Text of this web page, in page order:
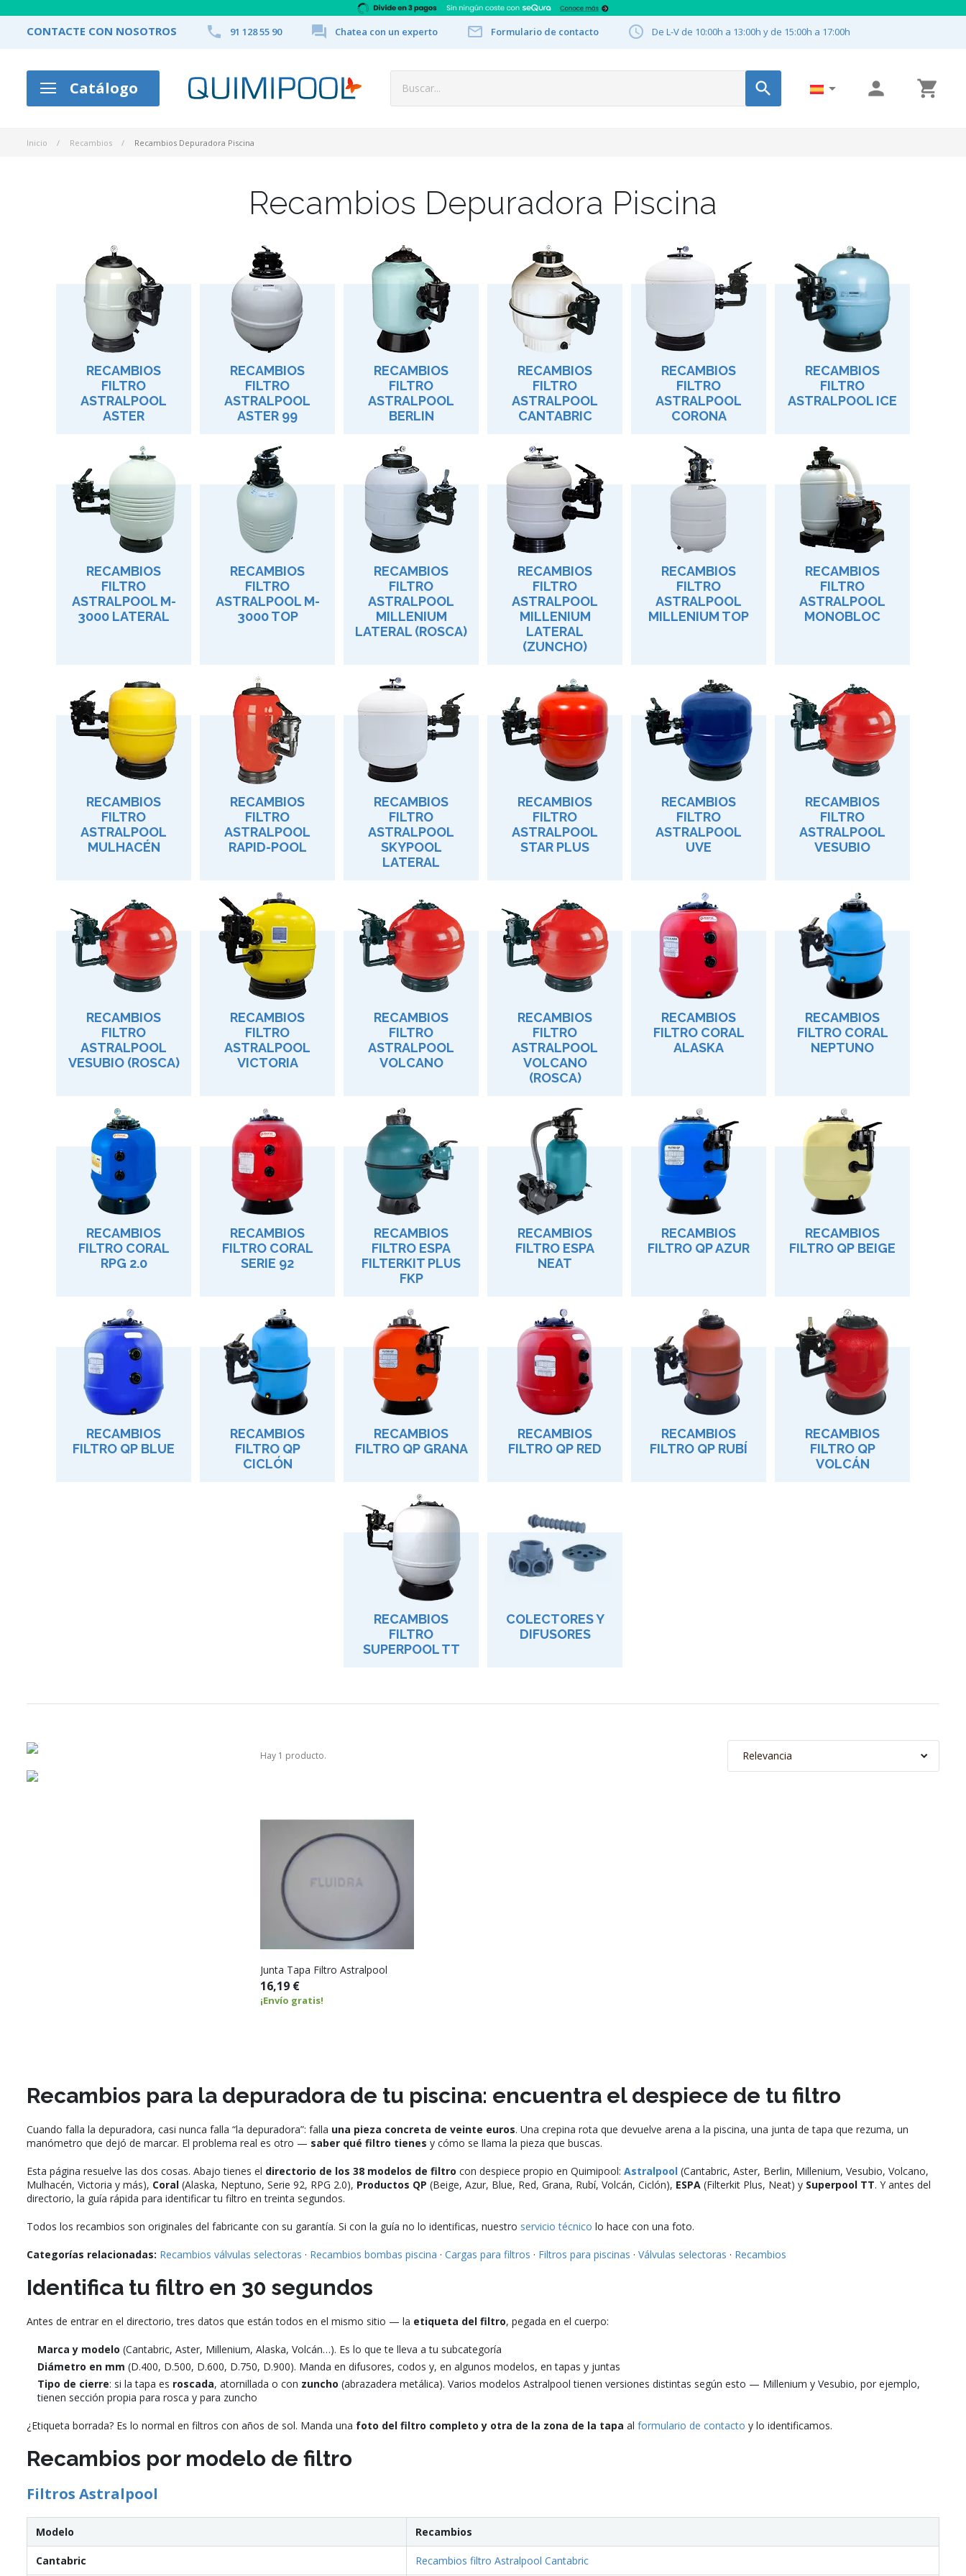
CONTACTE CON NOSOTROS  91 128 55 90  Chatea con un experto  Formulario de contacto  De L-V de 10:00h a 13:00h y de 15:00h a 17:00h
Catálogo    
Inicio Recambios Recambios Depuradora Piscina
Recambios Depuradora Piscina
RECAMBIOS
FILTRO
ASTRALPOOL
ASTER
RECAMBIOS
FILTRO
ASTRALPOOL
ASTER 99
RECAMBIOS
FILTRO
ASTRALPOOL
BERLIN
RECAMBIOS
FILTRO
ASTRALPOOL
CANTABRIC
RECAMBIOS
FILTRO
ASTRALPOOL
CORONA
RECAMBIOS
FILTRO
ASTRALPOOL ICE
RECAMBIOS
FILTRO
ASTRALPOOL M-
3000 LATERAL
RECAMBIOS
FILTRO
ASTRALPOOL M-
3000 TOP
RECAMBIOS
FILTRO
ASTRALPOOL
MILLENIUM
LATERAL (ROSCA)
RECAMBIOS
FILTRO
ASTRALPOOL
MILLENIUM
LATERAL
(ZUNCHO)
RECAMBIOS
FILTRO
ASTRALPOOL
MILLENIUM TOP
RECAMBIOS
FILTRO
ASTRALPOOL
MONOBLOC
RECAMBIOS
FILTRO
ASTRALPOOL
MULHACÉN
RECAMBIOS
FILTRO
ASTRALPOOL
RAPID-POOL
RECAMBIOS
FILTRO
ASTRALPOOL
SKYPOOL
LATERAL
RECAMBIOS
FILTRO
ASTRALPOOL
STAR PLUS
RECAMBIOS
FILTRO
ASTRALPOOL
UVE
RECAMBIOS
FILTRO
ASTRALPOOL
VESUBIO
RECAMBIOS
FILTRO
ASTRALPOOL
VESUBIO (ROSCA)
RECAMBIOS
FILTRO
ASTRALPOOL
VICTORIA
RECAMBIOS
FILTRO
ASTRALPOOL
VOLCANO
RECAMBIOS
FILTRO
ASTRALPOOL
VOLCANO
(ROSCA)
RECAMBIOS
FILTRO CORAL
ALASKA
RECAMBIOS
FILTRO CORAL
NEPTUNO
RECAMBIOS
FILTRO CORAL
RPG 2.0
RECAMBIOS
FILTRO CORAL
SERIE 92
RECAMBIOS
FILTRO ESPA
FILTERKIT PLUS
FKP
RECAMBIOS
FILTRO ESPA
NEAT
RECAMBIOS
FILTRO QP AZUR
RECAMBIOS
FILTRO QP BEIGE
RECAMBIOS
FILTRO QP BLUE
RECAMBIOS
FILTRO QP
CICLÓN
RECAMBIOS
FILTRO QP GRANA
RECAMBIOS
FILTRO QP RED
RECAMBIOS
FILTRO QP RUBÍ
RECAMBIOS
FILTRO QP
VOLCÁN
RECAMBIOS
FILTRO
SUPERPOOL TT
COLECTORES Y
DIFUSORES
Hay 1 producto. Relevancia
Junta Tapa Filtro Astralpool
16,19 €
¡Envío gratis!
Recambios para la depuradora de tu piscina: encuentra el despiece de tu filtro
Cuando falla la depuradora, casi nunca falla “la depuradora”: falla una pieza concreta de veinte euros. Una crepina rota que devuelve arena a la piscina, una junta de tapa que rezuma, un
manómetro que dejó de marcar. El problema real es otro — saber qué filtro tienes y cómo se llama la pieza que buscas.
Esta página resuelve las dos cosas. Abajo tienes el directorio de los 38 modelos de filtro con despiece propio en Quimipool: Astralpool (Cantabric, Aster, Berlin, Millenium, Vesubio, Volcano,
Mulhacén, Victoria y más), Coral (Alaska, Neptuno, Serie 92, RPG 2.0), Productos QP (Beige, Azur, Blue, Red, Grana, Rubí, Volcán, Ciclón), ESPA (Filterkit Plus, Neat) y Superpool TT. Y antes del
directorio, la guía rápida para identificar tu filtro en treinta segundos.
Todos los recambios son originales del fabricante con su garantía. Si con la guía no lo identificas, nuestro servicio técnico lo hace con una foto.
Categorías relacionadas: Recambios válvulas selectoras · Recambios bombas piscina · Cargas para filtros · Filtros para piscinas · Válvulas selectoras · Recambios
Identifica tu filtro en 30 segundos
Antes de entrar en el directorio, tres datos que están todos en el mismo sitio — la etiqueta del filtro, pegada en el cuerpo:
Marca y modelo (Cantabric, Aster, Millenium, Alaska, Volcán…). Es lo que te lleva a tu subcategoría
Diámetro en mm (D.400, D.500, D.600, D.750, D.900). Manda en difusores, codos y, en algunos modelos, en tapas y juntas
Tipo de cierre: si la tapa es roscada, atornillada o con zuncho (abrazadera metálica). Varios modelos Astralpool tienen versiones distintas según esto — Millenium y Vesubio, por ejemplo,
tienen sección propia para rosca y para zuncho
¿Etiqueta borrada? Es lo normal en filtros con años de sol. Manda una foto del filtro completo y otra de la zona de la tapa al formulario de contacto y lo identificamos.
Recambios por modelo de filtro
Filtros Astralpool
Modelo Recambios
Cantabric Recambios filtro Astralpool Cantabric